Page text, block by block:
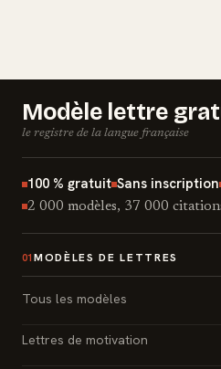
Modèle lettre
le registre de la langue française
100 % gratuit Sans inscription
2 000 modèles, 37 000
01 MODÈLES DE LETTRES
Tous les modèles
Lettres de motivation